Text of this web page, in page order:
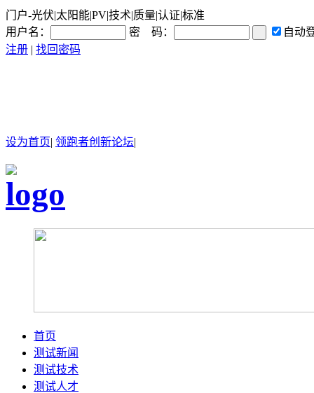
门户-光伏|太阳能|PV|技术|质量|认证|标准
用户名：
密 码：
自动
注册 | 找回密码
设为首页| 领跑者创新论坛|
首页
测试新闻
测试技术
测试人才